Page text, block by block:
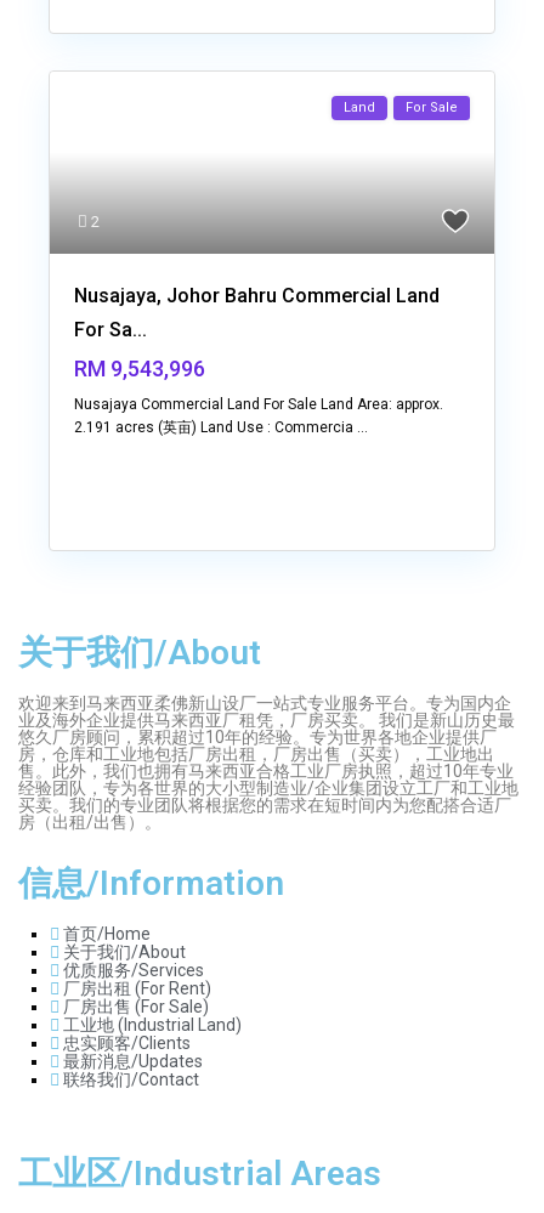
2
Land For Sale
Nusajaya, Johor Bahru Commercial Land
For Sa...
RM 9,543,996
Nusajaya Commercial Land For Sale Land Area: approx.
2.191 acres (英亩) Land Use : Commercia ...
关于我们/About
欢迎来到马来西亚柔佛新山设厂一站式专业服务平台。专为国内企
业及海外企业提供马来西亚厂租凭，厂房买卖。 我们是新山历史最
悠久厂房顾问，累积超过10年的经验。专为世界各地企业提供厂
房，仓库和工业地包括厂房出租，厂房出售（买卖），工业地出
售。此外，我们也拥有马来西亚合格工业厂房执照，超过10年专业
经验团队，专为各世界的大小型制造业/企业集团设立工厂和工业地
买卖。我们的专业团队将根据您的需求在短时间内为您配搭合适厂
房（出租/出售）。
信息/Information
首页/Home
关于我们/About
优质服务/Services
厂房出租 (For Rent)
厂房出售 (For Sale)
工业地 (Industrial Land)
忠实顾客/Clients
最新消息/Updates
联络我们/Contact
工业区/Industrial Areas